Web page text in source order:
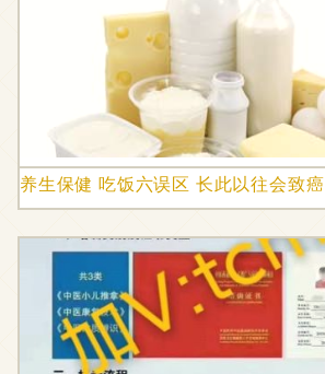
养生保健 吃饭六误区 长此以往会致癌